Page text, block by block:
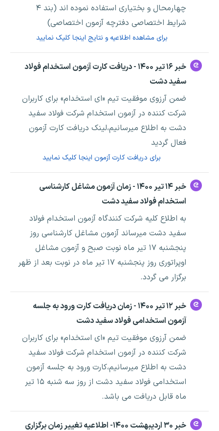
چهارمحال و بختیاری استفاده نموده اند (بند ۴
شرایط اختصاصی دفترچه آزمون اختصاصی)
برای مشاهده اطلاعیه و نتایج اینجا کلیک نمایید
خبر ۱۶ تیر ۱۴۰۰ - دریافت کارت آزمون استخدام فولاد
سفید دشت
ضمن آرزوی موفقیت تیم «ای استخدام» برای کاربران
شرکت کننده در آزمون استخدام شرکت فولاد سفید
دشت به اطلاع میرسانیم،لینک دریافت کارت آزمون
فعال گردید
برای دریافت کارت آزمون اینجا کلیک نمایید
خبر ۱۴ تیر ۱۴۰۰ - زمان آزمون مشاغل کارشناسی
استخدام فولاد سفید دشت
به اطلاع کلیه شرکت کنندگاه آزمون استخدام فولاد
سفید دشت میرساند آزمون مشاغل کارشناسی روز
پنجشنبه ۱۷ تیر ماه نوبت صبح و آزمون مشاغل
اوپراتوری روز پنجشنبه ۱۷ تیر ماه در نوبت بعد از ظهر
برگزار می گردد.
خبر ۱۲ تیر ۱۴۰۰ - زمان دریافت کارت ورود به جلسه
آزمون استخدامی فولاد سفید دشت
ضمن آرزوی موفقیت تیم «ای استخدام» برای کاربران
شرکت کننده در آزمون استخدام شرکت فولاد سفید
دشت به اطلاع میرسانیم،کارت ورود به جلسه آزمون
استخدامی فولاد سفید دشت از روز سه شنبه ۱۵ تیر
ماه قابل دریافت می باشد.
خبر ۳۰ اردیبهشت ۱۴۰۰- اطلاعیه تغییر زمان برگزاری